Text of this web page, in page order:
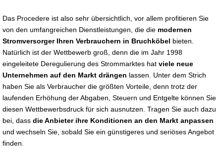
Das Procedere ist also sehr übersichtlich, vor allem profitieren Sie
von den umfangreichen Dienstleistungen, die die modernen
Stromversorger Ihren Verbrauchern in Bruchköbel bieten.
Natürlich ist der Wettbewerb groß, denn die im Jahr 1998
eingeleitete Deregulierung des Strommarktes hat viele neue
Unternehmen auf den Markt drängen lassen. Unter dem Strich
haben Sie als Verbraucher die größten Vorteile, denn trotz der
laufenden Erhöhung der Abgaben, Steuern und Entgelte können Sie
diesen Wettbewerbsdruck für sich ausnutzen. Tragen Sie auch dazu
bei, dass die Anbieter ihre Konditionen an den Markt anpassen
und wechseln Sie, sobald Sie ein günstigeres und seriöses Angebot
finden.